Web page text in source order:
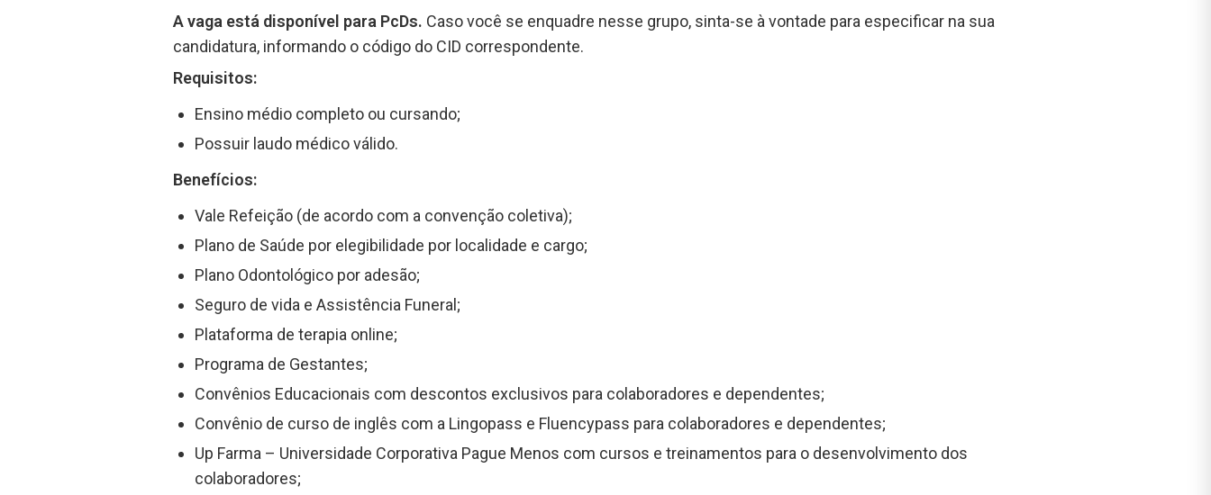
A vaga está disponível para PcDs. Caso você se enquadre nesse grupo, sinta-se à vontade para especificar na sua
candidatura, informando o código do CID correspondente.
Requisitos:
Ensino médio completo ou cursando;
Possuir laudo médico válido.
Benefícios:
Vale Refeição (de acordo com a convenção coletiva);
Plano de Saúde por elegibilidade por localidade e cargo;
Plano Odontológico por adesão;
Seguro de vida e Assistência Funeral;
Plataforma de terapia online;
Programa de Gestantes;
Convênios Educacionais com descontos exclusivos para colaboradores e dependentes;
Convênio de curso de inglês com a Lingopass e Fluencypass para colaboradores e dependentes;
Up Farma – Universidade Corporativa Pague Menos com cursos e treinamentos para o desenvolvimento dos
colaboradores;